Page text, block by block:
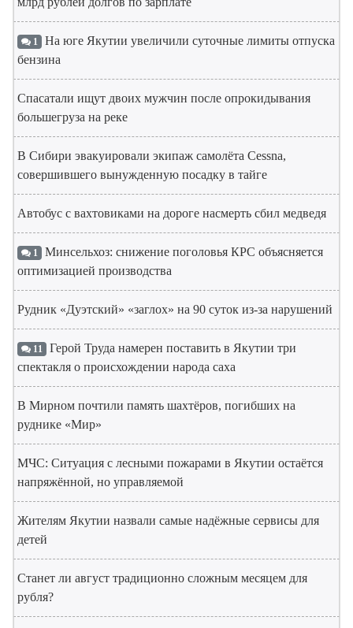
1 На юге Якутии увеличили суточные лимиты отпуска
бензина
Спасатали ищут двоих мужчин после опрокидывания
большегруза на реке
В Сибири эвакуировали экипаж самолёта Cessna,
совершившего вынужденную посадку в тайге
Автобус с вахтовиками на дороге насмерть сбил медведя
1 Минсельхоз: снижение поголовья КРС объясняется
оптимизацией производства
Рудник «Дуэтский» «заглох» на 90 суток из-за нарушений
11 Герой Труда намерен поставить в Якутии три
спектакля о происхождении народа саха
В Мирном почтили память шахтёров, погибших на
руднике «Мир»
МЧС: Ситуация с лесными пожарами в Якутии остаётся
напряжённой, но управляемой
Жителям Якутии назвали самые надёжные сервисы для
детей
Станет ли август традиционно сложным месяцем для
рубля?